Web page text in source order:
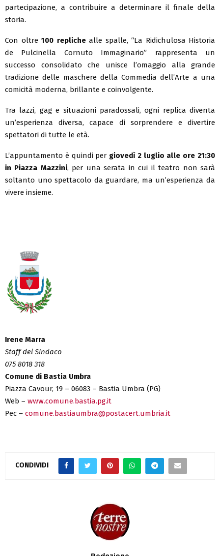
partecipazione, a contribuire a determinare il finale della
storia.
Con oltre 100 replichealle spalle, “La Ridichulosa Historia
de Pulcinella Cornuto Immaginario” rappresenta un
successo consolidato che unisce l’omaggio alla grande
tradizione delle maschere della Commedia dell’Arte a una
comicità moderna, brillante e coinvolgente.
Tra lazzi, gag e situazioni paradossali, ogni replica diventa
un’esperienza diversa, capace di sorprendere e divertire
spettatori di tutte le età.
L’appuntamento è quindi per giovedì 2 luglio alle ore 21:30
in Piazza Mazzini, per una serata in cui il teatro non sarà
soltanto uno spettacolo da guardare, ma un’esperienza da
vivere insieme.
Irene Marra
Staff del Sindaco
075 8018 318
Comune di Bastia Umbra
Piazza Cavour, 19 – 06083 – Bastia Umbra (PG)
Web – www.comune.bastia.pg.it
Pec – comune.bastiaumbra@postacert.umbria.it
CONDIVIDI